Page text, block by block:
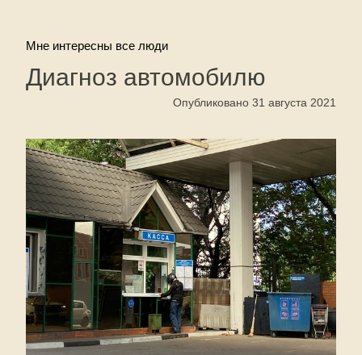
Мне интересны все люди
Диагноз автомобилю
Опубликовано 31 августа 2021